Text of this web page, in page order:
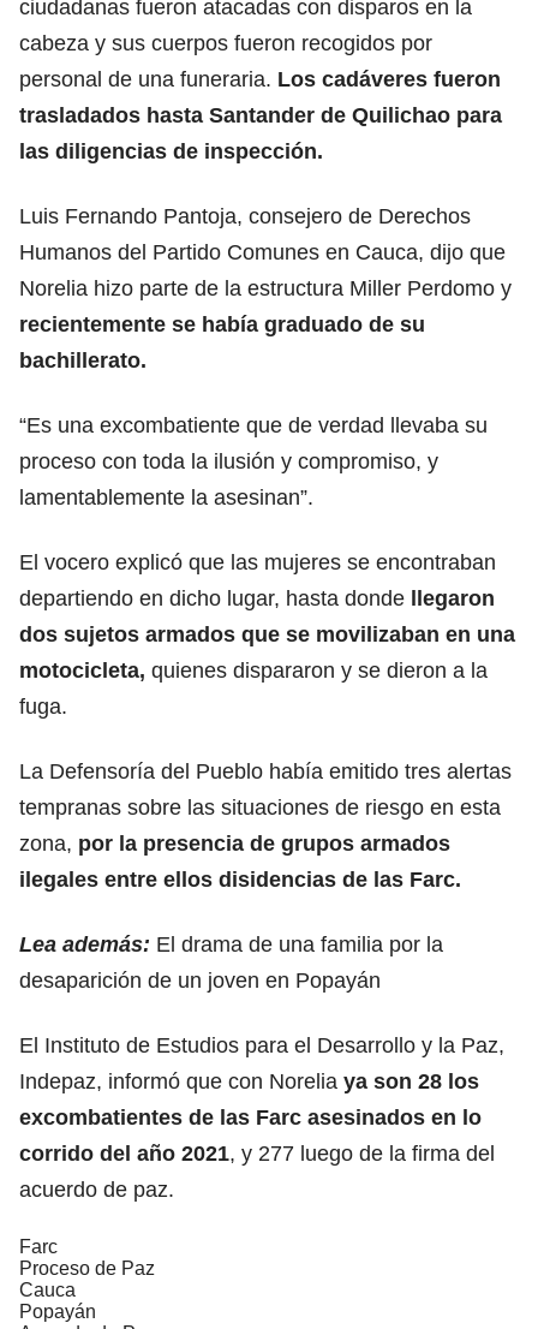
ciudadanas fueron atacadas con disparos en la
cabeza y sus cuerpos fueron recogidos por
personal de una funeraria. Los cadáveres fueron
trasladados hasta Santander de Quilichao para
las diligencias de inspección.
Luis Fernando Pantoja, consejero de Derechos
Humanos del Partido Comunes en Cauca, dijo que
Norelia hizo parte de la estructura Miller Perdomo y
recientemente se había graduado de su
bachillerato.
“Es una excombatiente que de verdad llevaba su
proceso con toda la ilusión y compromiso, y
lamentablemente la asesinan”.
El vocero explicó que las mujeres se encontraban
departiendo en dicho lugar, hasta donde llegaron
dos sujetos armados que se movilizaban en una
motocicleta, quienes dispararon y se dieron a la
fuga.
La Defensoría del Pueblo había emitido tres alertas
tempranas sobre las situaciones de riesgo en esta
zona, por la presencia de grupos armados
ilegales entre ellos disidencias de las Farc.
Lea además: El drama de una familia por la
desaparición de un joven en Popayán
El Instituto de Estudios para el Desarrollo y la Paz,
Indepaz, informó que con Norelia ya son 28 los
excombatientes de las Farc asesinados en lo
corrido del año 2021, y 277 luego de la firma del
acuerdo de paz.
Farc
Proceso de Paz
Cauca
Popayán